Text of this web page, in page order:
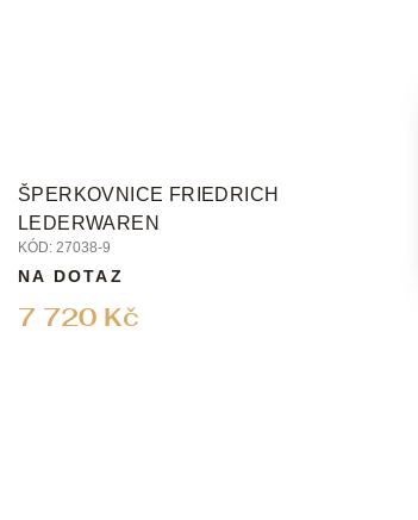
ŠPERKOVNICE FRIEDRICH
LEDERWAREN
KÓD: 27038-9
7 720 Kč
NA DOTAZ